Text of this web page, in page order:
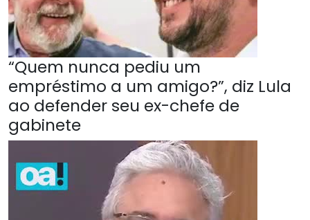
“Quem nunca pediu um
empréstimo a um amigo?”, diz Lula
ao defender seu ex-chefe de
gabinete